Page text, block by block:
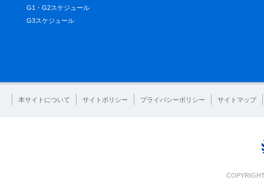
G1・G2スケジュール
G3スケジュール
本サイトについて サイトポリシー プライバシーポリシー サイトマップ